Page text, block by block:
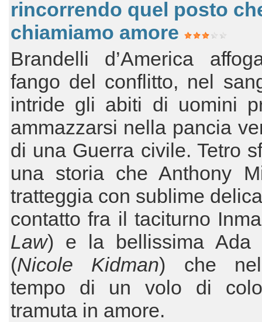
rincorrendo quel posto
chiamiamo amore
Brandelli d’America
fango del conflitto, nel
intride gli abiti di uomini
ammazzarsi nella pancia
di una Guerra civile. Tetro
una storia che Anthony
tratteggia con sublime
contatto fra il taciturno
Law) e la bellissima Ada
(Nicole Kidman) che
tempo di un volo di
tramuta in amore.